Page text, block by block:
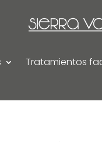
Tratamientos